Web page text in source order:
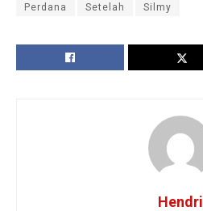
Perdana Setelah Silmy
Hendri